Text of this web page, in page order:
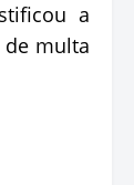
a
multa